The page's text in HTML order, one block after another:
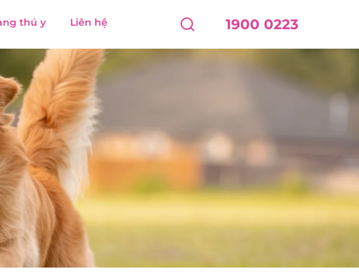
thú y Liên hệ 1900 0223